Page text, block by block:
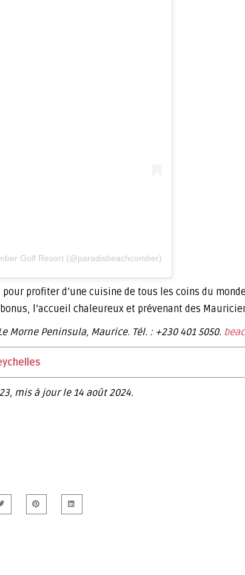
Golf Resort (@paradisbeachcomber)
profiter d’une cuisine de tous les coins du
l’accueil chaleureux et prévenant des
Morne Peninsula, Maurice. Tél. : +230 401 5050.
mis à jour le 14 août 2024.